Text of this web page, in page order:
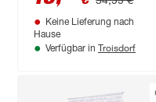
Keine Lieferung nach
Hause
Verfügbar in Troisdorf